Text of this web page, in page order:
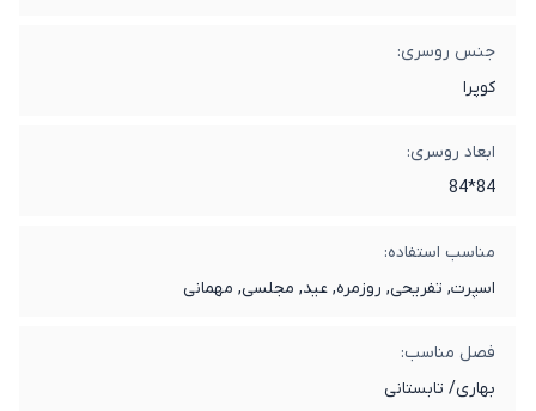
جنس روسری:
کوپرا
ابعاد روسری:
84*84
مناسب استفاده:
اسپرت, تفریحی, روزمره, عید, مجلسی, مهمانی
فصل مناسب:
بهاری/ تابستانی